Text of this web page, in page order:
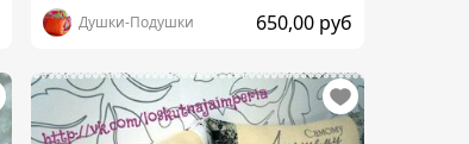
Душки-Подушки 650,00 руб